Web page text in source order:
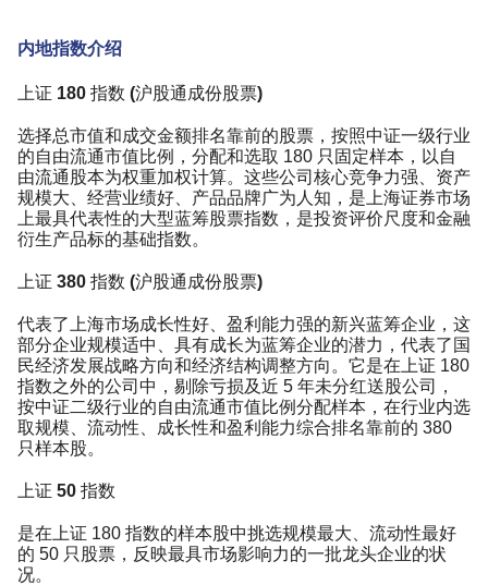
内地指数介绍
上证 180 指数 (沪股通成份股票)
选择总市值和成交金额排名靠前的股票，按照中证一级行业
的自由流通市值比例，分配和选取 180 只固定样本，以自
由流通股本为权重加权计算。这些公司核心竞争力强、资产
规模大、经营业绩好、产品品牌广为人知，是上海证券市场
上最具代表性的大型蓝筹股票指数，是投资评价尺度和金融
衍生产品标的基础指数。
上证 380 指数 (沪股通成份股票)
代表了上海市场成长性好、盈利能力强的新兴蓝筹企业，这
部分企业规模适中、具有成长为蓝筹企业的潜力，代表了国
民经济发展战略方向和经济结构调整方向。它是在上证 180
指数之外的公司中，剔除亏损及近 5 年未分红送股公司，
按中证二级行业的自由流通市值比例分配样本，在行业内选
取规模、流动性、成长性和盈利能力综合排名靠前的 380
只样本股。
上证 50 指数
是在上证 180 指数的样本股中挑选规模最大、流动性最好
的 50 只股票，反映最具市场影响力的一批龙头企业的状
况。